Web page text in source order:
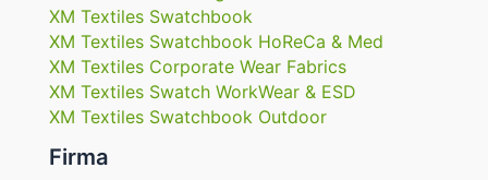
XM Textiles Swatchbook
XM Textiles Swatchbook HoReCa & Med
XM Textiles Corporate Wear Fabrics
XM Textiles Swatch WorkWear & ESD
XM Textiles Swatchbook Outdoor
Firma